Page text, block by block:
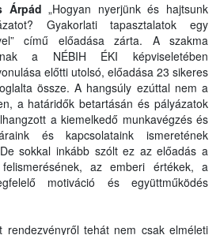
Árpád„Hogyan nyerjünk és hajtsunk
Gyakorlati tapasztalatok egy
című előadása zárta. A szakma
a NÉBIH ÉKI képviseletében
előtti utolsó, előadása 23 sikeres
össze. A hangsúly ezúttal nem a
a határidők betartásán és pályázatok
a kiemelkedő munkavégzés és
és kapcsolataink ismeretének
sokkal inkább szólt ez az előadás a
az emberi értékek, a
motiváció és együttműködés
rendezvényről tehát nem csak elméleti